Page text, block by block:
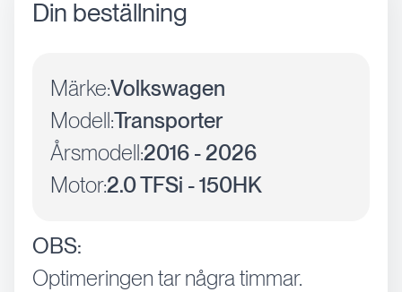
Din beställning
Märke:Volkswagen
Modell:Transporter
Årsmodell:2016 - 2026
Motor:2.0 TFSi - 150HK
OBS:
Optimeringen tar några timmar.